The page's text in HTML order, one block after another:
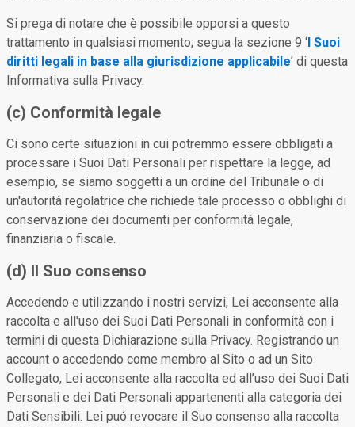
Si prega di notare che è possibile opporsi a questo
trattamento in qualsiasi momento; segua la sezione 9 ‘I Suoi
diritti legali in base alla giurisdizione applicabile’ di questa
Informativa sulla Privacy.
(c) Conformità legale
Ci sono certe situazioni in cui potremmo essere obbligati a
processare i Suoi Dati Personali per rispettare la legge, ad
esempio, se siamo soggetti a un ordine del Tribunale o di
un'autorità regolatrice che richiede tale processo o obblighi di
conservazione dei documenti per conformità legale,
finanziaria o fiscale.
(d) Il Suo consenso
Accedendo e utilizzando i nostri servizi, Lei acconsente alla
raccolta e all'uso dei Suoi Dati Personali in conformità con i
termini di questa Dichiarazione sulla Privacy. Registrando un
account o accedendo come membro al Sito o ad un Sito
Collegato, Lei acconsente alla raccolta ed all’uso dei Suoi Dati
Personali e dei Dati Personali appartenenti alla categoria dei
Dati Sensibili. Lei puó revocare il Suo consenso alla raccolta